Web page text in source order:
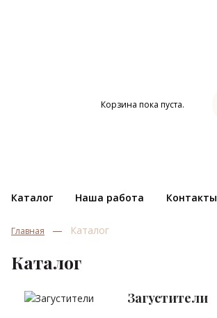
Каталог Наша работа Контакты
Корзина пока пуста.
Главная Каталог
Каталог
Загустители